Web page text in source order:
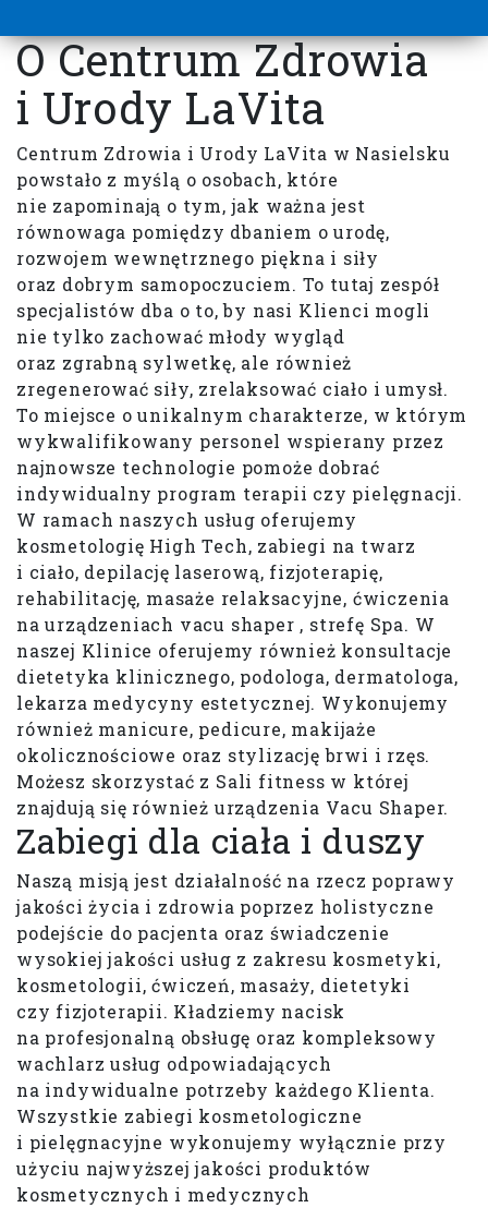
O Centrum Zdrowia
i Urody LaVita
Centrum Zdrowia i Urody LaVita w Nasielsku
powstało z myślą o osobach, które
nie zapominają o tym, jak ważna jest
równowaga pomiędzy dbaniem o urodę,
rozwojem wewnętrznego piękna i siły
oraz dobrym samopoczuciem. To tutaj zespół
specjalistów dba o to, by nasi Klienci mogli
nie tylko zachować młody wygląd
oraz zgrabną sylwetkę, ale również
zregenerować siły, zrelaksować ciało i umysł.
To miejsce o unikalnym charakterze, w którym
wykwalifikowany personel wspierany przez
najnowsze technologie pomoże dobrać
indywidualny program terapii czy pielęgnacji.
W ramach naszych usług oferujemy
kosmetologię High Tech, zabiegi na twarz
i ciało, depilację laserową, fizjoterapię,
rehabilitację, masaże relaksacyjne, ćwiczenia
na urządzeniach vacu shaper , strefę Spa. W
naszej Klinice oferujemy również konsultacje
dietetyka klinicznego, podologa, dermatologa,
lekarza medycyny estetycznej. Wykonujemy
również manicure, pedicure, makijaże
okolicznościowe oraz stylizację brwi i rzęs.
Możesz skorzystać z Sali fitness w której
znajdują się również urządzenia Vacu Shaper.
Zabiegi dla ciała i duszy
Naszą misją jest działalność na rzecz poprawy
jakości życia i zdrowia poprzez holistyczne
podejście do pacjenta oraz świadczenie
wysokiej jakości usług z zakresu kosmetyki,
kosmetologii, ćwiczeń, masaży, dietetyki
czy fizjoterapii. Kładziemy nacisk
na profesjonalną obsługę oraz kompleksowy
wachlarz usług odpowiadających
na indywidualne potrzeby każdego Klienta.
Wszystkie zabiegi kosmetologiczne
i pielęgnacyjne wykonujemy wyłącznie przy
użyciu najwyższej jakości produktów
kosmetycznych i medycznych